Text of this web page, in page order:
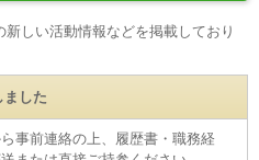
しい活動情報などを掲載しており
ました
事前連絡の上、履歴書・職務経